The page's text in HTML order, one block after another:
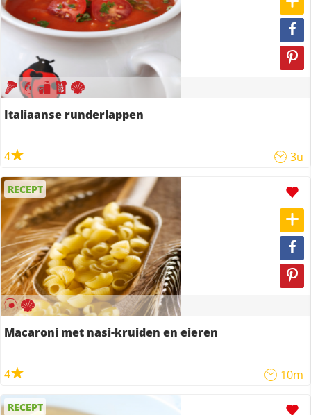
Italiaanse runderlappen
4 3u
RECEPT
Macaroni met nasi-kruiden en eieren
4 10m
RECEPT